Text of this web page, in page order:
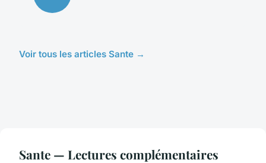
Voir tous les articles Sante →
Sante — Lectures complémentaires